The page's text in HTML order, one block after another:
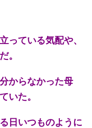
っている気配や、
。
からなかった母
いた。
日いつものように